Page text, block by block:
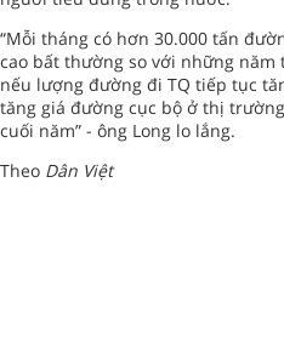
“Mỗi tháng có hơn 30.000 tấn
cao bất thường so với những năm
nếu lượng đường đi TQ tiếp tục
tăng giá đường cục bộ ở thị
cuối năm” - ông Long lo lắng.
Theo Dân Việt